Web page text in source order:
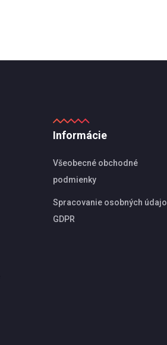
Informácie
Všeobecné obchodné
podmienky
Spracovanie osobných
GDPR